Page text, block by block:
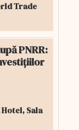
Trade
PNRR:
Sala